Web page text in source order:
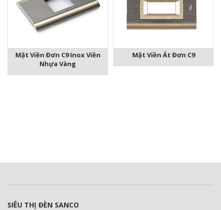
Mặt Viền Đơn C9 Inox Viền
Nhựa Vàng
Mặt Viền Át Đơn C9
SIÊU THỊ ĐÈN SANCO